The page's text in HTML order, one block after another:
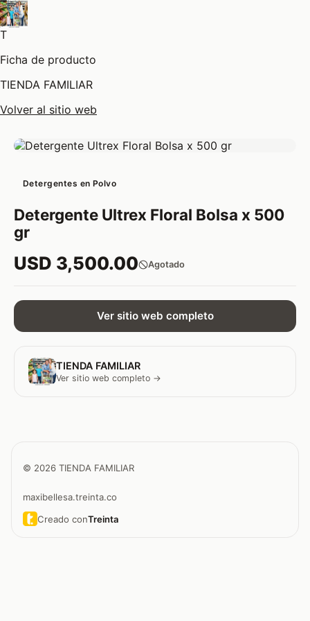
T
Ficha de producto
TIENDA FAMILIAR
Volver al sitio web
Detergentes en Polvo
Detergente Ultrex Floral Bolsa x 500
gr
USD 3,500.00 Agotado
Ver sitio web completo
TIENDA FAMILIAR
Ver sitio web completo →
© 2026 TIENDA FAMILIAR
maxibellesa.treinta.co
Creado conTreinta